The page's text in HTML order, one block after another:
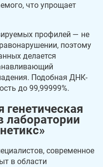
что упрощает
профилей — не
поэтому
делается
Подобная ДНК-
до 99,99999%.
генетическая
лаборатории
современное
в области